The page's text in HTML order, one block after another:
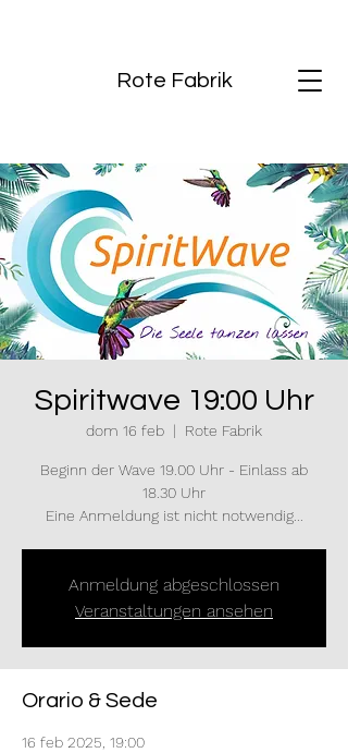
Rote Fabrik
Spiritwave 19:00 Uhr
dom 16 feb
  |
Rote Fabrik
Beginn der Wave 19.00 Uhr - Einlass ab
18.30 Uhr
Eine Anmeldung ist nicht notwendig...
Anmeldung abgeschlossen
Veranstaltungen ansehen
Orario & Sede
16 feb 2025, 19:00